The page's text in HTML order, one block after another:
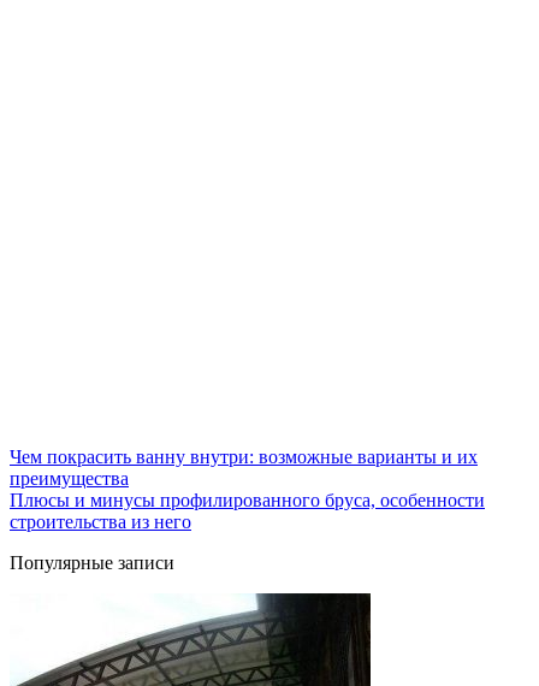
Чем покрасить ванну внутри: возможные варианты и их
преимущества
Плюсы и минусы профилированного бруса, особенности
строительства из него
Популярные записи